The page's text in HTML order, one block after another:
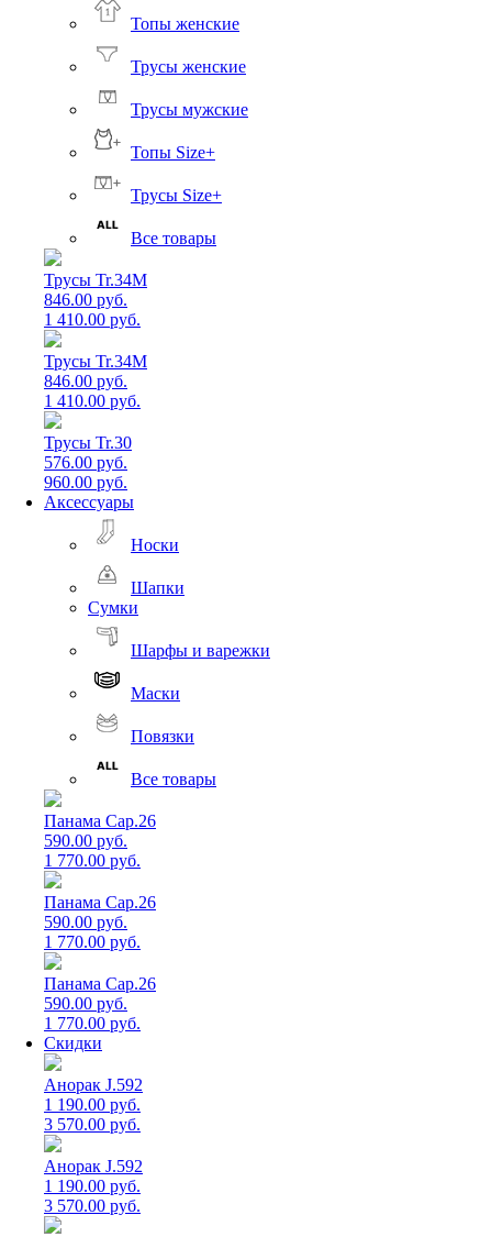
Топы женские
Трусы женские
Трусы мужские
Топы Size+
Трусы Size+
Все товары
Трусы Tr.34M
846.00 руб.
1 410.00 руб.
Трусы Tr.34M
846.00 руб.
1 410.00 руб.
Трусы Tr.30
576.00 руб.
960.00 руб.
Аксессуары
Носки
Шапки
Сумки
Шарфы и варежки
Маски
Повязки
Все товары
Панама Cap.26
590.00 руб.
1 770.00 руб.
Панама Cap.26
590.00 руб.
1 770.00 руб.
Панама Cap.26
590.00 руб.
1 770.00 руб.
Скидки
Анорак J.592
1 190.00 руб.
3 570.00 руб.
Анорак J.592
1 190.00 руб.
3 570.00 руб.